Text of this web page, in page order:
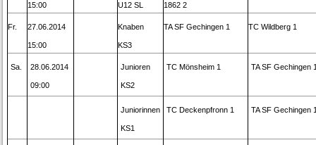
15:00 U12 SL 1862 2
Fr. 27.06.2014
15:00
Knaben
KS3
TA SF Gechingen 1 TC Wildberg 1
Sa. 28.06.2014
09:00
Junioren
KS2
TC Mönsheim 1 TA SF Gechingen
Juniorinnen
KS1
TC Deckenpfronn 1 TA SF Gechingen